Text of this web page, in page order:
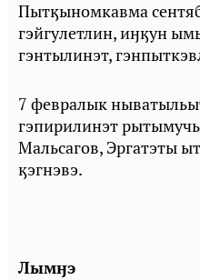
Пытӄыномкавма
гэйгулетлин, иӈӄун
гэнтылинэт,
7 февралык
гэпирилинэт
Мальсагов, Эргатэты
ӄэгнэвэ.
Лымӈэ